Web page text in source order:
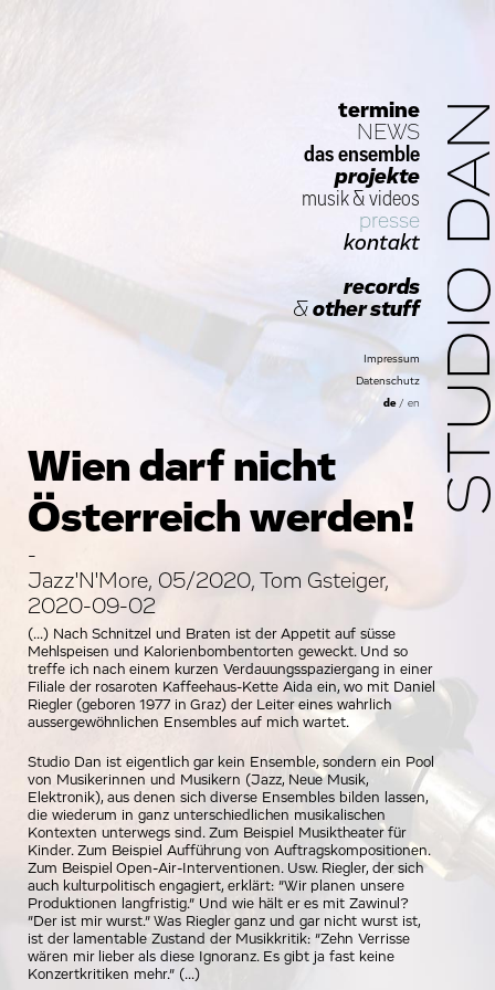
termine
NEWS
das ensemble
projekte
musik& videos
presse
kontakt
records
& other stuff
Impressum
Datenschutz
de/ en
Wien darf nicht
Österreich werden!
-
Jazz'N'More, 05/2020, Tom Gsteiger,
2020-09-02
(...) Nach Schnitzel und Braten ist der Appetit auf süsse
Mehlspeisen und Kalorienbombentorten geweckt. Und so
treffe ich nach einem kurzen Verdauungsspaziergang in einer
Filiale der rosaroten Kaffeehaus-Kette Aida ein, wo mit Daniel
Riegler (geboren 1977 in Graz) der Leiter eines wahrlich
aussergewöhnlichen Ensembles auf mich wartet.
Studio Dan ist eigentlich gar kein Ensemble, sondern ein Pool
von Musikerinnen und Musikern (Jazz, Neue Musik,
Elektronik), aus denen sich diverse Ensembles bilden lassen,
die wiederum in ganz unterschiedlichen musikalischen
Kontexten unterwegs sind. Zum Beispiel Musiktheater für
Kinder. Zum Beispiel Aufführung von Auftragskompositionen.
Zum Beispiel Open-Air-Interventionen. Usw. Riegler, der sich
auch kulturpolitisch engagiert, erklärt: ”Wir planen unsere
Produktionen langfristig.” Und wie hält er es mit Zawinul?
”Der ist mir wurst.” Was Riegler ganz und gar nicht wurst ist,
ist der lamentable Zustand der Musikkritik: ”Zehn Verrisse
wären mir lieber als diese Ignoranz. Es gibt ja fast keine
Konzertkritiken mehr.” (...)